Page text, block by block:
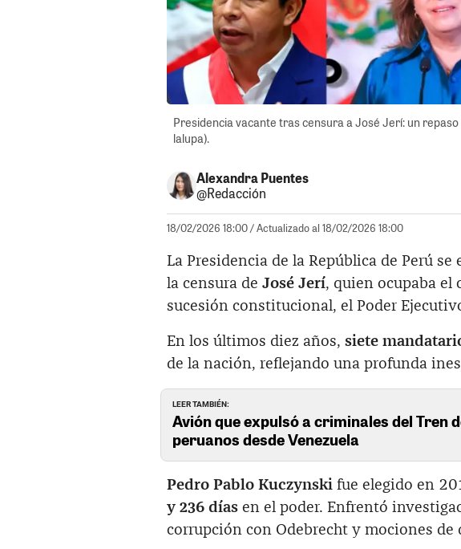
Presidencia vacante tras censura a José Jerí: un
lalupa).
Alexandra Puentes
@Redacción
18/02/2026 18:00/ Actualizado al 18/02/2026 18:00
La Presidencia de la República de Perú
la censura de José Jerí, quien ocupaba el
sucesión constitucional, el Poder
En los últimos diez años, siete
de la nación, reflejando una profunda
LEER TAMBIÉN:
Avión que expulsó a criminales del Tren
peruanos desde Venezuela
Pedro Pablo Kuczynski fue elegido en
y 236 días en el poder. Enfrentó
corrupción con Odebrecht y mociones de